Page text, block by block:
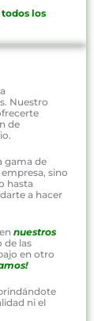
los
Nuestro
de
gama de
sino
hasta
a hacer
nuestros
de las
en otro
ni el